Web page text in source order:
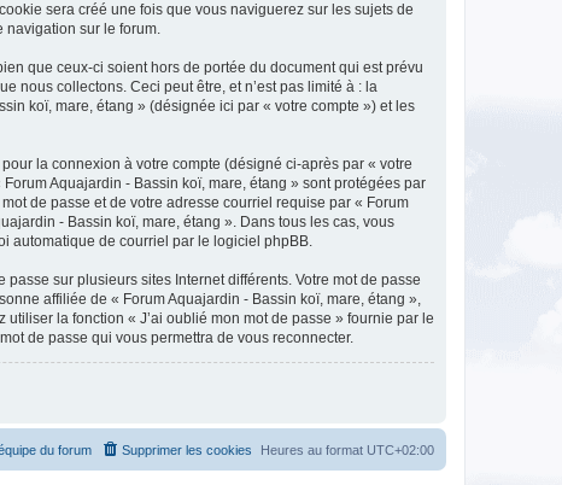
sera créé une fois que vous naviguerez sur les sujets de
navigation sur le forum.
que ceux-ci soient hors de portée du document qui est prévu
nous collectons. Ceci peut être, et n’est pas limité à : la
koï, mare, étang » (désignée ici par « votre compte ») et les
la connexion à votre compte (désigné ci-après par « votre
Aquajardin - Bassin koï, mare, étang » sont protégées par
de passe et de votre adresse courriel requise par « Forum
- Bassin koï, mare, étang ». Dans tous les cas, vous
automatique de courriel par le logiciel phpBB.
sur plusieurs sites Internet différents. Votre mot de passe
affiliée de « Forum Aquajardin - Bassin koï, mare, étang »,
la fonction « J’ai oublié mon mot de passe » fournie par le
de passe qui vous permettra de vous reconnecter.
Heures au format UTC+02:00
Supprimer les cookies
du forum